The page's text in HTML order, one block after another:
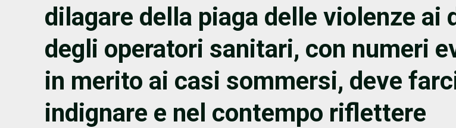
dilagare della piaga delle violenze ai
degli operatori sanitari, con numeri
in merito ai casi sommersi, deve
indignare e nel contempo riflettere